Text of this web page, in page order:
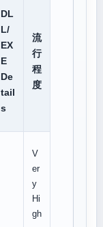
DL
L/
EX
E
De
tail
s
流
行
程
度
V
er
y
Hi
gh